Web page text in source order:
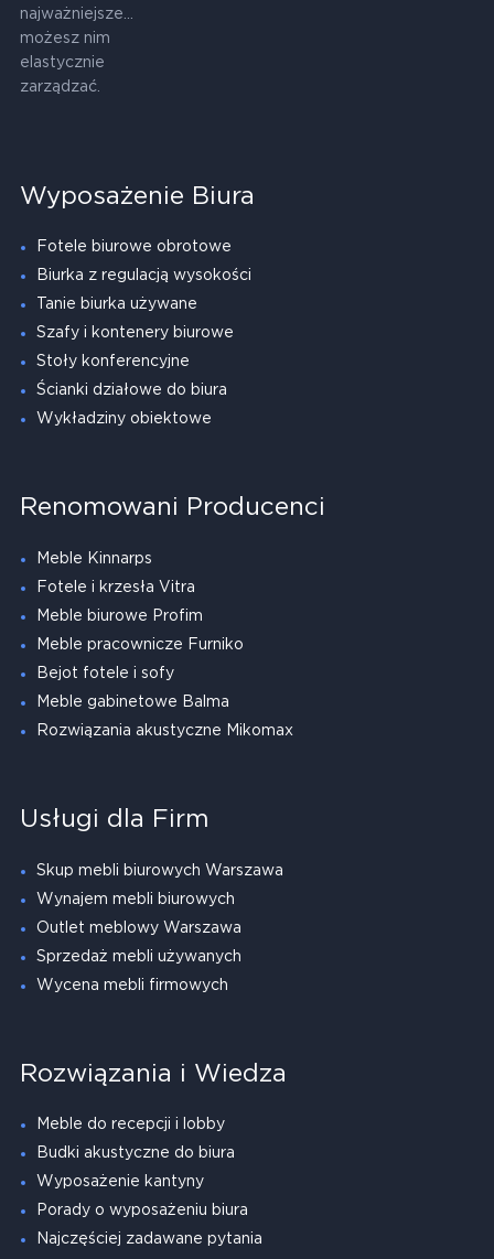
najważniejsze...
możesz nim
elastycznie
zarządzać.
Wyposażenie Biura
Fotele biurowe obrotowe
Biurka z regulacją wysokości
Tanie biurka używane
Szafy i kontenery biurowe
Stoły konferencyjne
Ścianki działowe do biura
Wykładziny obiektowe
Renomowani Producenci
Meble Kinnarps
Fotele i krzesła Vitra
Meble biurowe Profim
Meble pracownicze Furniko
Bejot fotele i sofy
Meble gabinetowe Balma
Rozwiązania akustyczne Mikomax
Usługi dla Firm
Skup mebli biurowych Warszawa
Wynajem mebli biurowych
Outlet meblowy Warszawa
Sprzedaż mebli używanych
Wycena mebli firmowych
Rozwiązania i Wiedza
Meble do recepcji i lobby
Budki akustyczne do biura
Wyposażenie kantyny
Porady o wyposażeniu biura
Najczęściej zadawane pytania